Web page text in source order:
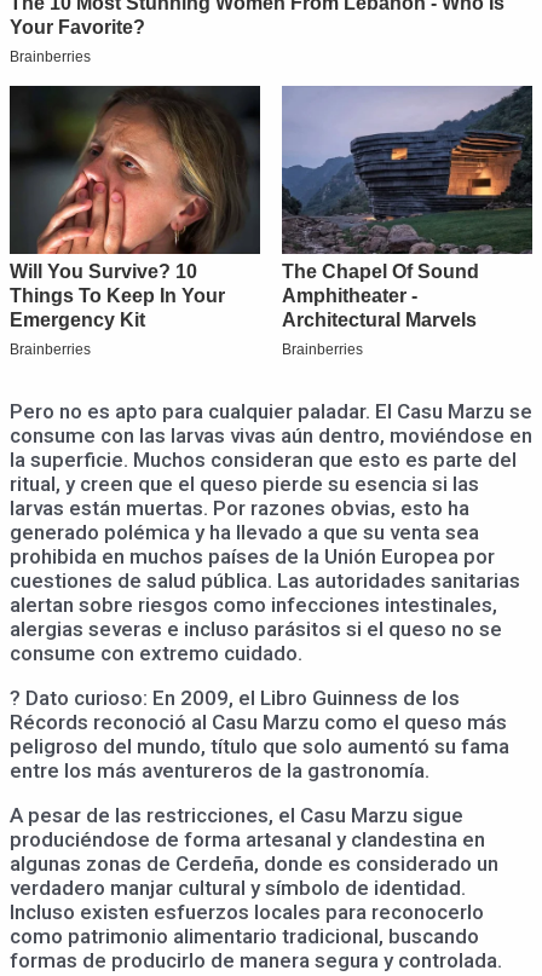
Pero no es apto para cualquier paladar. El Casu Marzu se
consume con las larvas vivas aún dentro, moviéndose en
la superficie. Muchos consideran que esto es parte del
ritual, y creen que el queso pierde su esencia si las
larvas están muertas. Por razones obvias, esto ha
generado polémica y ha llevado a que su venta sea
prohibida en muchos países de la Unión Europea por
cuestiones de salud pública. Las autoridades sanitarias
alertan sobre riesgos como infecciones intestinales,
alergias severas e incluso parásitos si el queso no se
consume con extremo cuidado.
? Dato curioso: En 2009, el Libro Guinness de los
Récords reconoció al Casu Marzu como el queso más
peligroso del mundo, título que solo aumentó su fama
entre los más aventureros de la gastronomía.
A pesar de las restricciones, el Casu Marzu sigue
produciéndose de forma artesanal y clandestina en
algunas zonas de Cerdeña, donde es considerado un
verdadero manjar cultural y símbolo de identidad.
Incluso existen esfuerzos locales para reconocerlo
como patrimonio alimentario tradicional, buscando
formas de producirlo de manera segura y controlada.